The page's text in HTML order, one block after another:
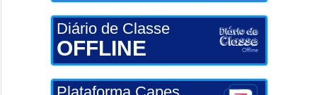
Diário de Classe
OFFLINE